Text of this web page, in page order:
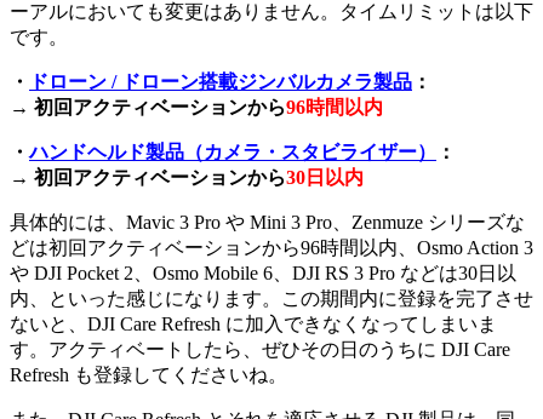
ーアルにおいても変更はありません。タイムリミットは以下
です。
・ ドローン / ドローン搭載ジンバルカメラ製品 ：
→ 初回アクティベーションから96時間以内
・ハンドヘルド製品（カメラ・スタビライザー）
：
→ 初回アクティベーションから30日以内
具体的には、Mavic 3 Pro や Mini 3 Pro、Zenmuze シリーズな
どは初回アクティベーションから96時間以内、Osmo Action 3
や DJI Pocket 2、Osmo Mobile 6、DJI RS 3 Pro などは30日以
内、といった感じになります。この期間内に登録を完了させ
ないと、DJI Care Refresh に加入できなくなってしまいま
す。アクティベートしたら、ぜひその日のうちに DJI Care
Refresh も登録してくださいね。